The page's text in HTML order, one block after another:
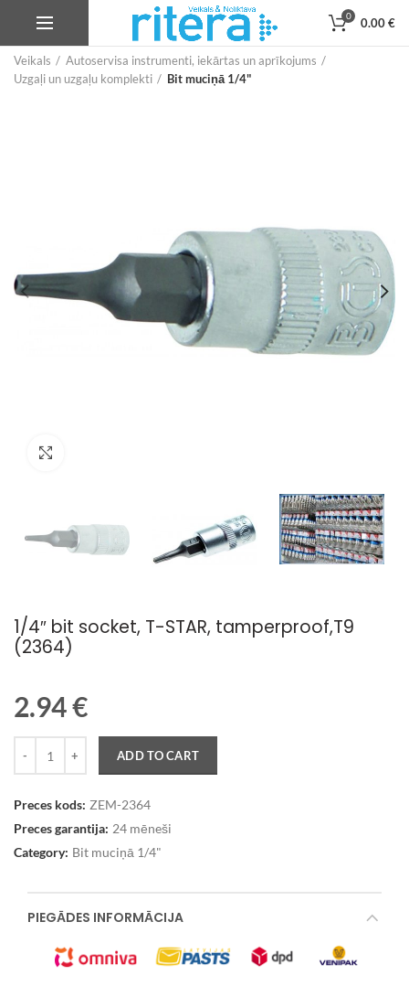
0 0.00€
Veikals
Autoservisa instrumenti, iekārtas un aprīkojums
Uzgaļi un uzgaļu komplekti
Bit muciņā 1/4"
1/4″ bit socket, T-STAR, tamperproof,T9
(2364)
2.94€
ADD TO CART
Preces kods: ZEM-2364
Preces garantija: 24 mēneši
Category: Bit muciņā 1/4"
PIEGĀDES INFORMĀCIJA